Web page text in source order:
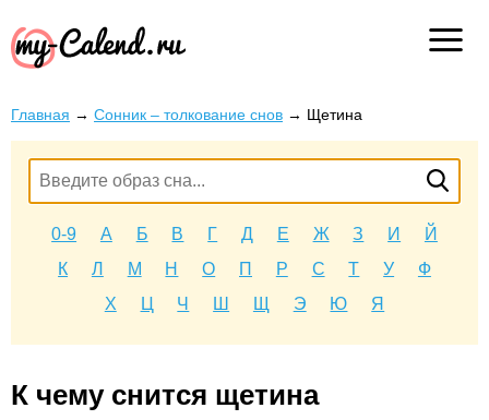
Главная → Сонник – толкование снов → Щетина
0-9 А Б В Г Д Е Ж З И
Й
К
Л М Н О П Р С Т У
Ф
Х
Ц Ч Ш Щ Э Ю Я
К чему снится щетина